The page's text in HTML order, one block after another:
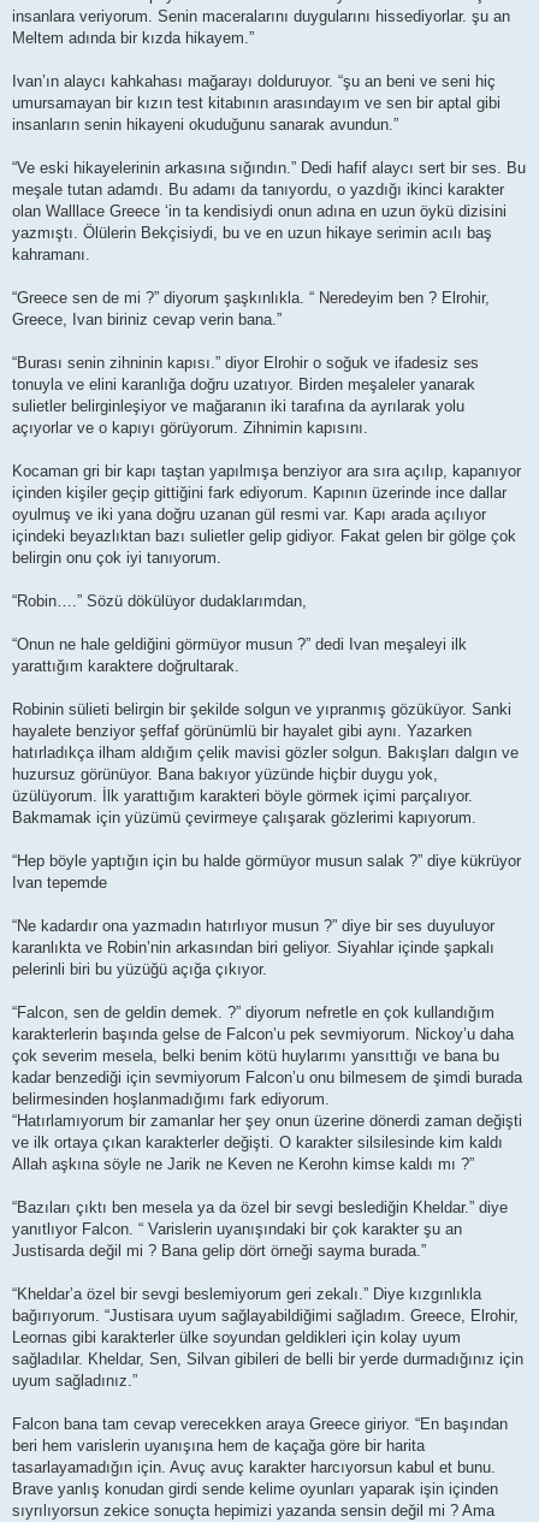
insanlara veriyorum. Senin maceralarını duygularını hissediyorlar. şu an
Meltem adında bir kızda hikayem.”
Ivan’ın alaycı kahkahası mağarayı dolduruyor. “şu an beni ve seni hiç
umursamayan bir kızın test kitabının arasındayım ve sen bir aptal gibi
insanların senin hikayeni okuduğunu sanarak avundun.”
“Ve eski hikayelerinin arkasına sığındın.” Dedi hafif alaycı sert bir ses. Bu
meşale tutan adamdı. Bu adamı da tanıyordu, o yazdığı ikinci karakter
olan Walllace Greece ‘in ta kendisiydi onun adına en uzun öykü dizisini
yazmıştı. Ölülerin Bekçisiydi, bu ve en uzun hikaye serimin acılı baş
kahramanı.
“Greece sen de mi ?” diyorum şaşkınlıkla. “ Neredeyim ben ? Elrohir,
Greece, Ivan biriniz cevap verin bana.”
“Burası senin zihninin kapısı.” diyor Elrohir o soğuk ve ifadesiz ses
tonuyla ve elini karanlığa doğru uzatıyor. Birden meşaleler yanarak
sulietler belirginleşiyor ve mağaranın iki tarafına da ayrılarak yolu
açıyorlar ve o kapıyı görüyorum. Zihnimin kapısını.
Kocaman gri bir kapı taştan yapılmışa benziyor ara sıra açılıp, kapanıyor
içinden kişiler geçip gittiğini fark ediyorum. Kapının üzerinde ince dallar
oyulmuş ve iki yana doğru uzanan gül resmi var. Kapı arada açılıyor
içindeki beyazlıktan bazı sulietler gelip gidiyor. Fakat gelen bir gölge çok
belirgin onu çok iyi tanıyorum.
“Robin….” Sözü dökülüyor dudaklarımdan,
“Onun ne hale geldiğini görmüyor musun ?” dedi Ivan meşaleyi ilk
yarattığım karaktere doğrultarak.
Robinin sülieti belirgin bir şekilde solgun ve yıpranmış gözüküyor. Sanki
hayalete benziyor şeffaf görünümlü bir hayalet gibi aynı. Yazarken
hatırladıkça ilham aldığım çelik mavisi gözler solgun. Bakışları dalgın ve
huzursuz görünüyor. Bana bakıyor yüzünde hiçbir duygu yok,
üzülüyorum. İlk yarattığım karakteri böyle görmek içimi parçalıyor.
Bakmamak için yüzümü çevirmeye çalışarak gözlerimi kapıyorum.
“Hep böyle yaptığın için bu halde görmüyor musun salak ?” diye kükrüyor
Ivan tepemde
“Ne kadardır ona yazmadın hatırlıyor musun ?” diye bir ses duyuluyor
karanlıkta ve Robin’nin arkasından biri geliyor. Siyahlar içinde şapkalı
pelerinli biri bu yüzüğü açığa çıkıyor.
“Falcon, sen de geldin demek. ?” diyorum nefretle en çok kullandığım
karakterlerin başında gelse de Falcon’u pek sevmiyorum. Nickoy’u daha
çok severim mesela, belki benim kötü huylarımı yansıttığı ve bana bu
kadar benzediği için sevmiyorum Falcon’u onu bilmesem de şimdi burada
belirmesinden hoşlanmadığımı fark ediyorum.
“Hatırlamıyorum bir zamanlar her şey onun üzerine dönerdi zaman değişti
ve ilk ortaya çıkan karakterler değişti. O karakter silsilesinde kim kaldı
Allah aşkına söyle ne Jarik ne Keven ne Kerohn kimse kaldı mı ?”
“Bazıları çıktı ben mesela ya da özel bir sevgi beslediğin Kheldar.” diye
yanıtlıyor Falcon. “ Varislerin uyanışındaki bir çok karakter şu an
Justisarda değil mi ? Bana gelip dört örneği sayma burada.”
“Kheldar’a özel bir sevgi beslemiyorum geri zekalı.” Diye kızgınlıkla
bağırıyorum. “Justisara uyum sağlayabildiğimi sağladım. Greece, Elrohir,
Leornas gibi karakterler ülke soyundan geldikleri için kolay uyum
sağladılar. Kheldar, Sen, Silvan gibileri de belli bir yerde durmadığınız için
uyum sağladınız.”
Falcon bana tam cevap verecekken araya Greece giriyor. “En başından
beri hem varislerin uyanışına hem de kaçağa göre bir harita
tasarlayamadığın için. Avuç avuç karakter harcıyorsun kabul et bunu.
Brave yanlış konudan girdi sende kelime oyunları yaparak işin içinden
sıyrılıyorsun zekice sonuçta hepimizi yazanda sensin değil mi ? Ama